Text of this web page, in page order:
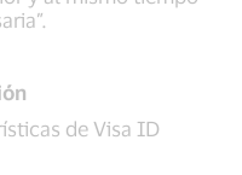
de Visa ID